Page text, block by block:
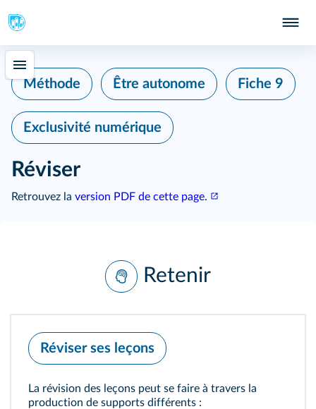
Méthode Être autonome Fiche 9
Exclusivité numérique
Réviser
Retrouvez la version PDF de cette page.
Retenir
Réviser ses leçons
La révision des leçons peut se faire à travers la
production de supports différents :